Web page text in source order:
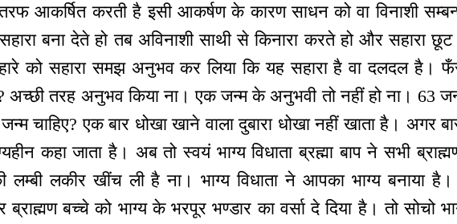
आकर्षित करती है इसी आकर्षण के कारण साधन को वा विनाशी
बना देते हो तब अविनाशी साथी से किनारा करते हो और सहारा छूट
को सहारा समझ अनुभव कर लिया कि यह सहारा है वा दलदल है।
अच्छी तरह अनुभव किया ना। एक जन्म के अनुभवी तो नहीं हो ना। 63
चाहिए? एक बार धोखा खाने वाला दुबारा धोखा नहीं खाता है। अगर
कहा जाता है। अब तो स्वयं भाग्य विधाता ब्रह्मा बाप ने सभी
लम्बी लकीर खींच ली है ना। भाग्य विधाता ने आपका भाग्य बनाया है।
ब्राह्मण बच्चे को भाग्य के भरपूर भण्डार का वर्सा दे दिया है। तो सोचो